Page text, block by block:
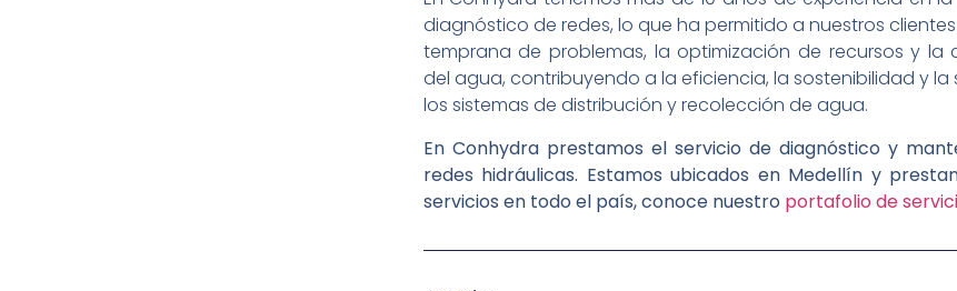
diagnóstico de redes, lo que ha permitido a nuestros
temprana de problemas, la optimización de recursos y la
del agua, contribuyendo a la eficiencia, la sostenibilidad y
los sistemas de distribución y recolección de agua.
En Conhydra prestamos el servicio de diagnóstico y
redes hidráulicas. Estamos ubicados en Medellín y
servicios en todo el país, conoce nuestro portafolio de